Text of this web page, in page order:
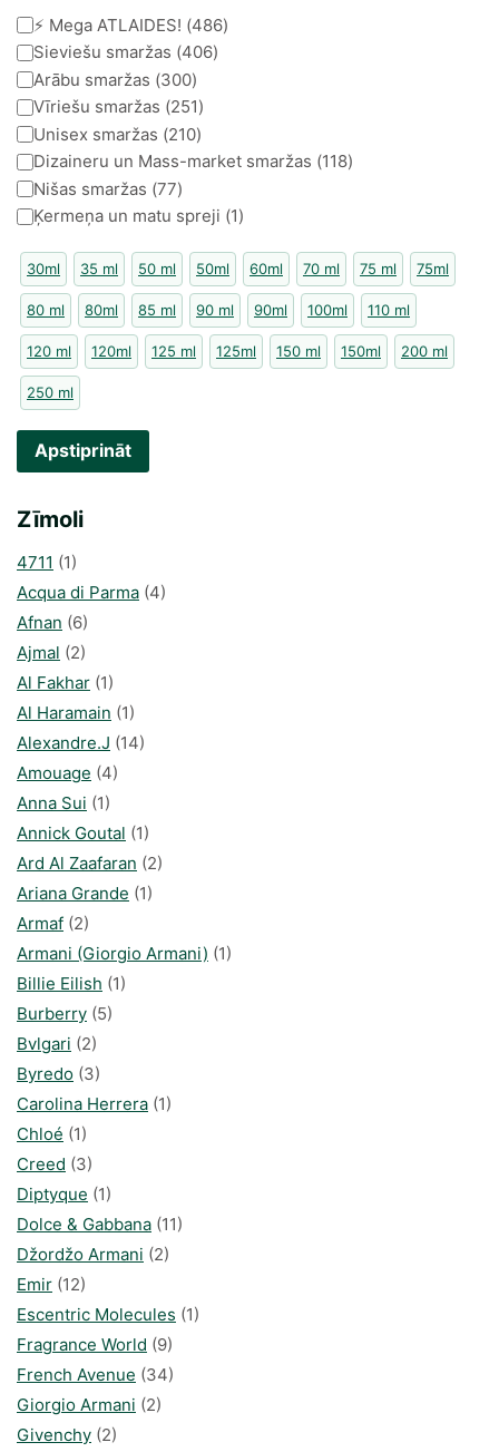
Kategorija
⚡️ Mega ATLAIDES! (486)
Sieviešu smaržas (406)
Arābu smaržas (300)
Vīriešu smaržas (251)
Unisex smaržas (210)
Dizaineru un Mass-market smaržas (118)
Nišas smaržas (77)
Ķermeņa un matu spreji (1)
30ml 35 ml 50 ml 50ml 60ml 70 ml 75 ml 75ml
80 ml 80ml 85 ml 90 ml 90ml 100ml 110 ml
120 ml 120ml 125 ml 125ml 150 ml 150ml 200 ml
250 ml
Apstiprināt
Zīmoli
4711 (1)
Acqua di Parma (4)
Afnan (6)
Ajmal (2)
Al Fakhar (1)
Al Haramain (1)
Alexandre.J (14)
Amouage (4)
Anna Sui (1)
Annick Goutal (1)
Ard Al Zaafaran (2)
Ariana Grande (1)
Armaf (2)
Armani (Giorgio Armani) (1)
Billie Eilish (1)
Burberry (5)
Bvlgari (2)
Byredo (3)
Carolina Herrera (1)
Chloé (1)
Creed (3)
Diptyque (1)
Dolce & Gabbana (11)
Džordžo Armani (2)
Emir (12)
Escentric Molecules (1)
Fragrance World (9)
French Avenue (34)
Giorgio Armani (2)
Givenchy (2)